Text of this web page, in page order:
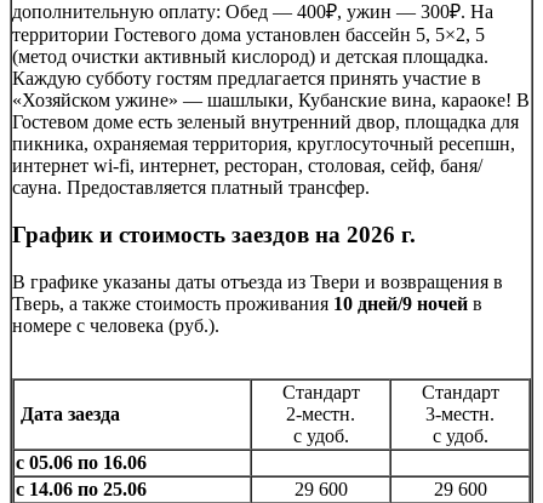
дополнительную оплату: Обед — 400₽, ужин — 300₽. На
территории Гостевого дома установлен бассейн 5, 5×2, 5
(метод очистки активный кислород) и детская площадка.
Каждую субботу гостям предлагается принять участие в
«Хозяйском ужине» — шашлыки, Кубанские вина, караоке! В
Гостевом доме есть зеленый внутренний двор, площадка для
пикника, охраняемая территория, круглосуточный ресепшн,
интернет wi-fi, интернет, ресторан, столовая, сейф, баня/
сауна. Предоставляется платный трансфер.
График и стоимость заездов на 2026 г.
В графике указаны даты отъезда из Твери и возвращения в
Тверь, а также стоимость проживания 10 дней/9 ночей в
номере с человека (руб.).
Дата заезда
Стандарт
2-местн.
с удоб.
Стандарт
3-местн.
с удоб.
с 05.06 по 16.06
с 14.06 по 25.06
29 600
29 600